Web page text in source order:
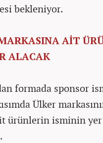
bekleniyor.
AİT
ALACAK
formada sponsor
Ülker
ürünlerin isminin yer